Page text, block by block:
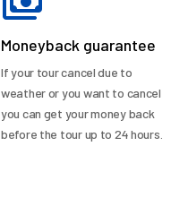
Moneyback guarantee
If your tour cancel due to
weather or you want to cancel
you can get your money back
before the tour up to 24 hours.